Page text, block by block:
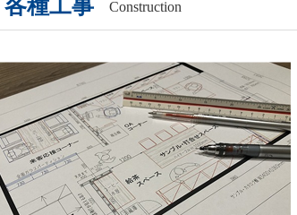
各種工事 Construction